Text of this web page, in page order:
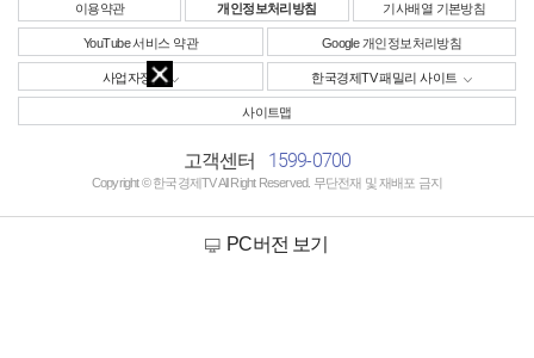
이용약관 개인정보처리방침 기사배열 기본방침
YouTube 서비스 약관 Google 개인정보처리방침
사업자정보 한국경제TV 패밀리 사이트
사이트맵
고객센터 1599-0700
Copyright © 한국경제TV All Right Reserved. 무단전재 및 재배포 금지
PC버전 보기